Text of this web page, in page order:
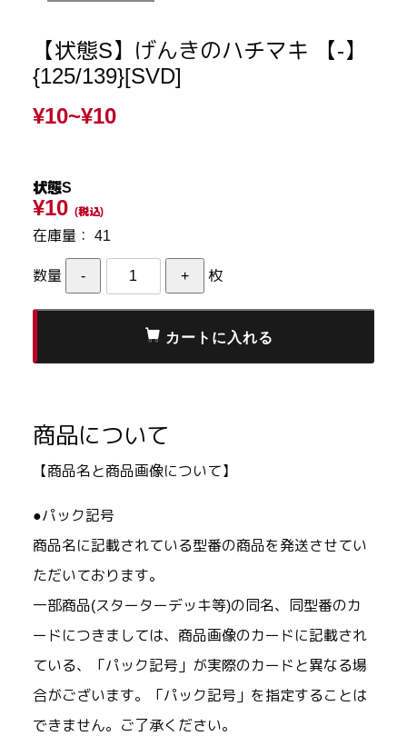
【状態S】げんきのハチマキ 【-】
{125/139}[SVD]
¥10~¥10
状態S
¥10 (税込)
在庫量： 41
数量 枚
商品について
【商品名と商品画像について】
●パック記号
商品名に記載されている型番の商品を発送させてい
ただいております。
一部商品(スターターデッキ等)の同名、同型番のカ
ードにつきましては、商品画像のカードに記載され
ている、「パック記号」が実際のカードと異なる場
合がございます。「パック記号」を指定することは
できません。ご了承ください。